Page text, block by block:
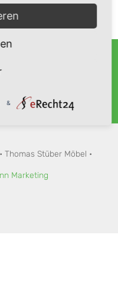
Thomas Stüber Möbel •
Marketing
&